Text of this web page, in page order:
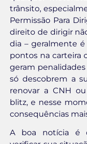
trânsito,
Permissão Para
direito de dirigir
dia – geralmente
pontos na carteira
geram
só descobrem a
renovar a CNH
blitz, e nesse
consequências
A boa notícia é